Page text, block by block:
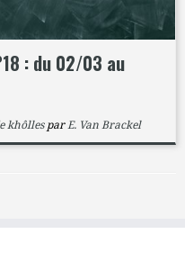
: du 02/03 au
khôlles parE. Van Brackel